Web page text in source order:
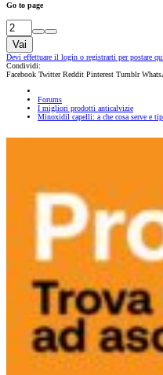
Go to page
Vai
Devi effettuare il login o registrarti per postare qui.
Condividi:
Facebook Twitter Reddit Pinterest Tumblr
Forums
I migliori prodotti anticalvizie
Minoxidil capelli: a che cosa serve e